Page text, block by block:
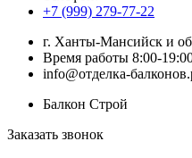
+7 (999) 279-77-22
г. Ханты-Мансийск и
Время работы 8:00-
info@отделка-
Балкон Строй
Заказать звонок